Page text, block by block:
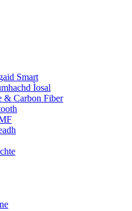
Smart
Ìosal
& Carbon Fiber